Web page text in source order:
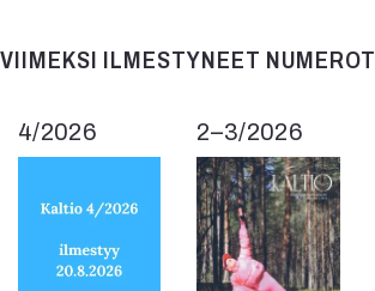
VIIMEKSI ILMESTYNEET NUMEROT
4/2026 2–3/2026